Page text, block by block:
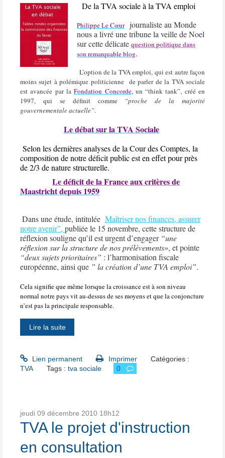
De la TVA sociale à la TVA emploi
Philippe Le Cœurjournaliste au Monde
nous a livré une tribune la veille de Noel
sur cette délicatequestion politique dans
son remarquable blog.
L’option de la TVA emploi, qui est autre façon
moins sujet à polémique politicienne de parler de la TVA sociale
est avancée par laFondation Concorde, un “think tank”, créé en
1997, qui se définit comme “proche de la majorité
gouvernementale actuelle”.
Le débat sur la TVA Sociale
Selon les dernières analyses de la Cour des Comptes, la
composition de notre déficit public est en effet pour près
de 2/3 de nature structurelle.
Le déficit de la France aux critères de
Maastricht depuis 1959
Dans une étude, intitulée Maîtriser nos finances, assurer
notre avenir”, publiée le 15 novembre, cette structure de
réflexion souligne qu’il est urgent d’engager “une
réflexion sur la structure de nos prélèvements», et pointe
“deux sujets prioritaires” : l’harmonisation fiscale
européenne, ainsi que ” la création d’une TVA emploi”.
Cela signifie que même lorsque la croissance est à son niveau
normal notre pays vit au-dessus de ses moyens et que la conjoncture
n’est pas la principale responsable.
Lire la suite
Lien permanent Imprimer
Catégories :
TVA
Tags :tva sociale 0
jeudi 09 décembre 2010 18h12
TVA le projet d'instruction
en consultation